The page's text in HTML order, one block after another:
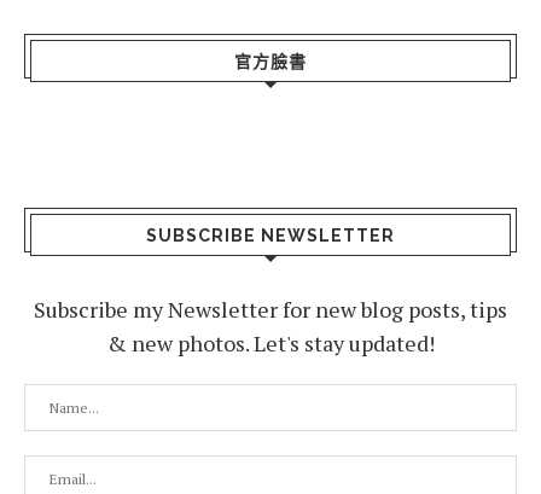
官方臉書
SUBSCRIBE NEWSLETTER
Subscribe my Newsletter for new blog posts, tips
& new photos. Let's stay updated!